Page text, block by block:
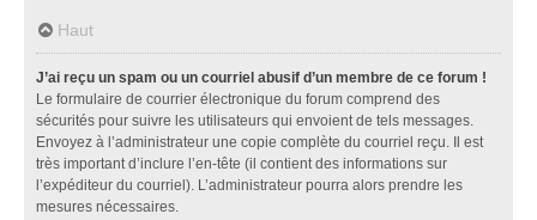
Haut
J’ai reçu un spam ou un courriel abusif d’un membre de ce forum !
Le formulaire de courrier électronique du forum comprend des
sécurités pour suivre les utilisateurs qui envoient de tels messages.
Envoyez à l’administrateur une copie complète du courriel reçu. Il est
très important d’inclure l’en-tête (il contient des informations sur
l’expéditeur du courriel). L’administrateur pourra alors prendre les
mesures nécessaires.